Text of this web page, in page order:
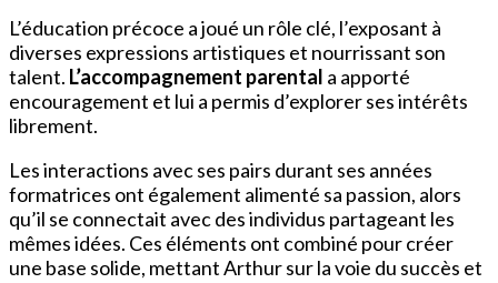
L’éducation précoce a joué un rôle clé, l’exposant à
diverses expressions artistiques et nourrissant son
talent. L’accompagnement parental a apporté
encouragement et lui a permis d’explorer ses intérêts
librement.
Les interactions avec ses pairs durant ses années
formatrices ont également alimenté sa passion, alors
qu’il se connectait avec des individus partageant les
mêmes idées. Ces éléments ont combiné pour créer
une base solide, mettant Arthur sur la voie du succès et